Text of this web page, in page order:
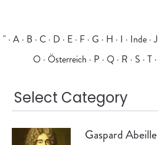
" · A · B · C · D · E · F · G · H · I · Inde ·J
O· Österreich · P · Q· R · S · T·
Gaspard Abeille